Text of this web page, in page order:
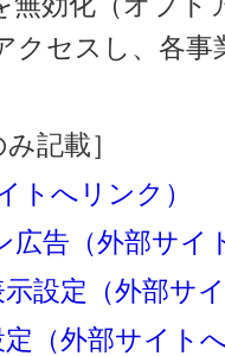
クセスし、各
記載］
トへリンク）
広告（外部サイ
設定（外部サ
（外部サイト